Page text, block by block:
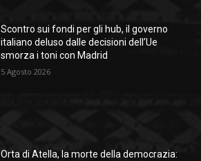
Scontro sui fondi per gli hub, il governo
italiano deluso dalle decisioni dell’Ue
smorza i toni con Madrid
5 Agosto 2026
Orta di Atella, la morte della democrazia: